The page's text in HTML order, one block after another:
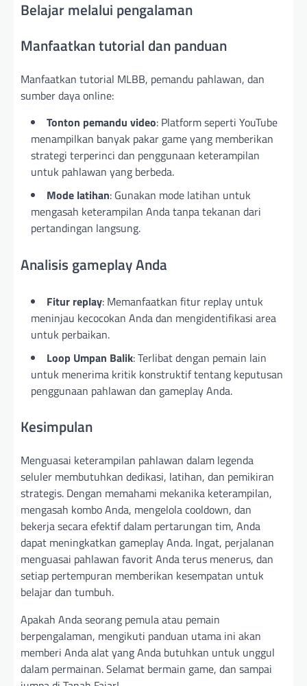
Belajar melalui pengalaman
Manfaatkan tutorial dan panduan
Manfaatkan tutorial MLBB, pemandu pahlawan, dan
sumber daya online:
Tonton pemandu video: Platform seperti YouTube
menampilkan banyak pakar game yang memberikan
strategi terperinci dan penggunaan keterampilan
untuk pahlawan yang berbeda.
Mode latihan: Gunakan mode latihan untuk
mengasah keterampilan Anda tanpa tekanan dari
pertandingan langsung.
Analisis gameplay Anda
Fitur replay: Memanfaatkan fitur replay untuk
meninjau kecocokan Anda dan mengidentifikasi area
untuk perbaikan.
Loop Umpan Balik: Terlibat dengan pemain lain
untuk menerima kritik konstruktif tentang keputusan
penggunaan pahlawan dan gameplay Anda.
Kesimpulan
Menguasai keterampilan pahlawan dalam legenda
seluler membutuhkan dedikasi, latihan, dan pemikiran
strategis. Dengan memahami mekanika keterampilan,
mengasah kombo Anda, mengelola cooldown, dan
bekerja secara efektif dalam pertarungan tim, Anda
dapat meningkatkan gameplay Anda. Ingat, perjalanan
menguasai pahlawan favorit Anda terus menerus, dan
setiap pertempuran memberikan kesempatan untuk
belajar dan tumbuh.
Apakah Anda seorang pemula atau pemain
berpengalaman, mengikuti panduan utama ini akan
memberi Anda alat yang Anda butuhkan untuk unggul
dalam permainan. Selamat bermain game, dan sampai